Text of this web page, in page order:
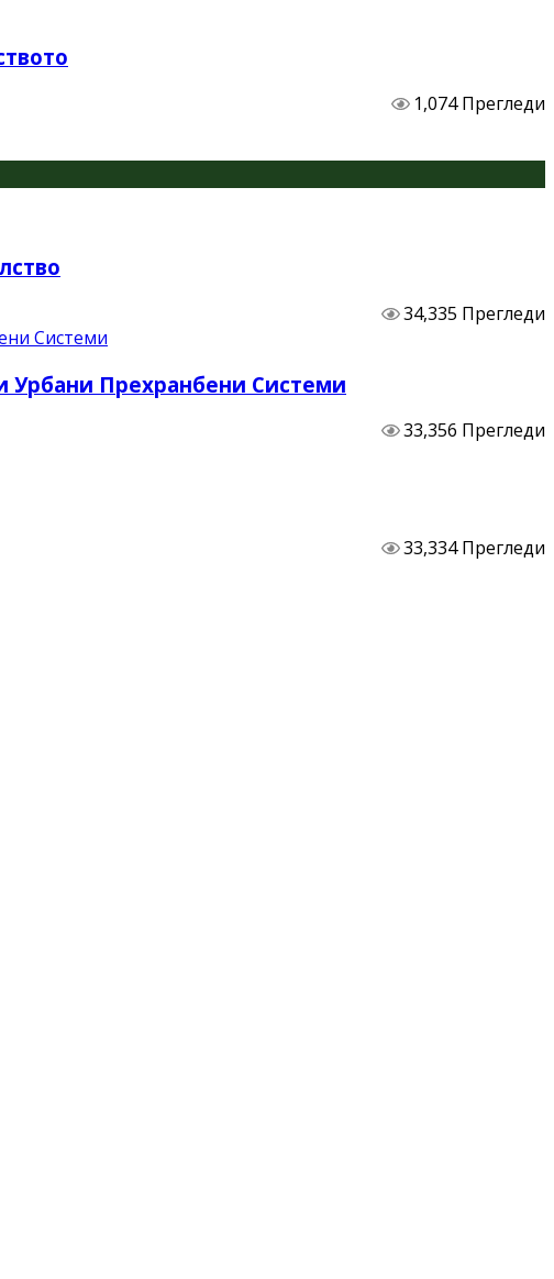
1,074 Прегледи
34,335 Прегледи
Урбани Прехранбени Системи
33,356 Прегледи
33,334 Прегледи